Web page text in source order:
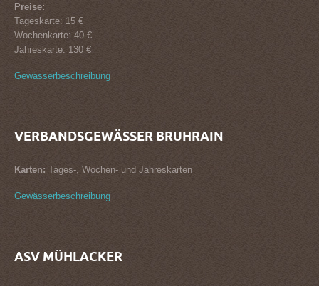
Preise:
Tageskarte: 15 €
Wochenkarte: 40 €
Jahreskarte: 130 €
Gewässerbeschreibung
VERBANDSGEWÄSSER BRUHRAIN
Karten: Tages-, Wochen- und Jahreskarten
Gewässerbeschreibung
ASV MÜHLACKER